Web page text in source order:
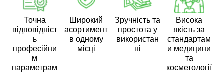
Точна
відповідніст
ь
професійни
м
параметрам
Широкий
асортимент
в одному
місці
Зручність та
простота у
використан
ні
Висока
якість за
стандартам
и медицини
та
косметології